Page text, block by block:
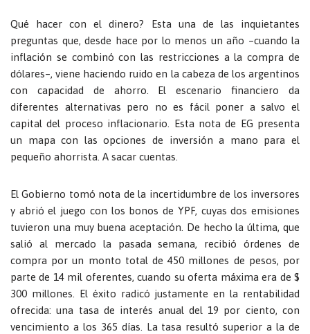
Qué hacer con el dinero? Esta una de las inquietantes
preguntas que, desde hace por lo menos un año –cuando la
inflación se combinó con las restricciones a la compra de
dólares–, viene haciendo ruido en la cabeza de los argentinos
con capacidad de ahorro. El escenario financiero da
diferentes alternativas pero no es fácil poner a salvo el
capital del proceso inflacionario. Esta nota de EG presenta
un mapa con las opciones de inversión a mano para el
pequeño ahorrista. A sacar cuentas.
El Gobierno tomó nota de la incertidumbre de los inversores
y abrió el juego con los bonos de YPF, cuyas dos emisiones
tuvieron una muy buena aceptación. De hecho la última, que
salió al mercado la pasada semana, recibió órdenes de
compra por un monto total de 450 millones de pesos, por
parte de 14 mil oferentes, cuando su oferta máxima era de $
300 millones. El éxito radicó justamente en la rentabilidad
ofrecida: una tasa de interés anual del 19 por ciento, con
vencimiento a los 365 días. La tasa resultó superior a la de